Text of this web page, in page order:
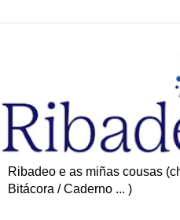
Ribadeo e as miñas cousas
Bitácora / Caderno ... )